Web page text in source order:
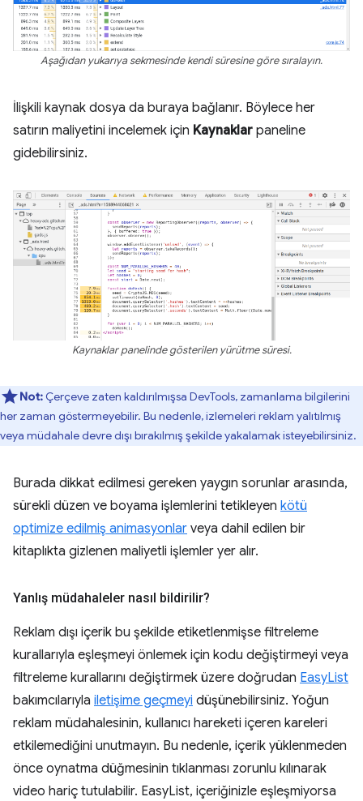
Aşağıdan yukarıya sekmesinde kendi süresine göre sıralayın.
İlişkili kaynak dosya da buraya bağlanır. Böylece her
satırın maliyetini incelemek için Kaynaklar paneline
gidebilirsiniz.
Kaynaklar panelinde gösterilen yürütme süresi.
Not: Çerçeve zaten kaldırılmışsa DevTools, zamanlama bilgilerini
her zaman göstermeyebilir. Bu nedenle, izlemeleri reklam yalıtılmış
veya müdahale devre dışı bırakılmış şekilde yakalamak isteyebilirsiniz.
Burada dikkat edilmesi gereken yaygın sorunlar arasında,
sürekli düzen ve boyama işlemlerini tetikleyen kötü
optimize edilmiş animasyonlar veya dahil edilen bir
kitaplıkta gizlenen maliyetli işlemler yer alır.
Yanlış müdahaleler nasıl bildirilir?
Reklam dışı içerik bu şekilde etiketlenmişse filtreleme
kurallarıyla eşleşmeyi önlemek için kodu değiştirmeyi veya
filtreleme kurallarını değiştirmek üzere doğrudan EasyList
bakımcılarıyla iletişime geçmeyi düşünebilirsiniz. Yoğun
reklam müdahalesinin, kullanıcı hareketi içeren kareleri
etkilemediğini unutmayın. Bu nedenle, içerik yüklenmeden
önce oynatma düğmesinin tıklanması zorunlu kılınarak
video hariç tutulabilir. EasyList, içeriğinizle eşleşmiyorsa